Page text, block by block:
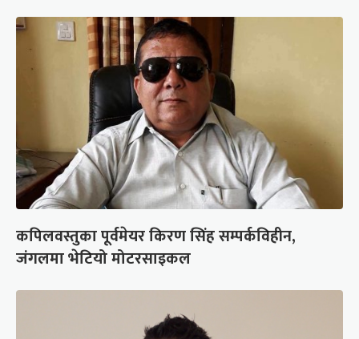
कपिलवस्तुका पूर्वमेयर किरण सिंह सम्पर्कविहीन,
जंगलमा भेटियो मोटरसाइकल